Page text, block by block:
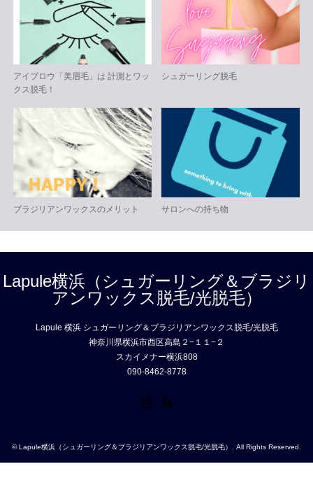
アイブロウ「美眉毛」は 計測とワッ
クス脱毛！
シュガーリング脱毛
ブラジリアンワックスのメリット サロンへの持ち物
Lapule横浜（シュガーリング＆ブラジリ
アンワックス脱毛/光脱毛）
Lapule 横浜 シュガーリング＆ブラジリアンワックス脱毛/光脱毛
神奈川県横浜市西区高島２−１１−２
スカイメナー横浜808
090-8462-8778
©Lapule横浜（シュガーリング＆ブラジリアンワックス脱毛/光脱毛） . All Rights Reserved.